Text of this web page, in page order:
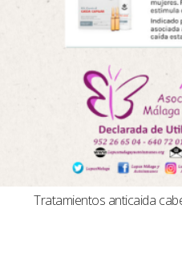
Tratamientos anticaida